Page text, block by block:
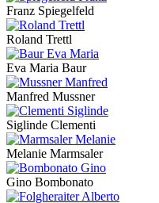
Franz Spiegelfeld
Roland Trettl
Eva Maria Baur
Manfred Mussner
Siglinde Clementi
Melanie Marmsaler
Gino Bombonato